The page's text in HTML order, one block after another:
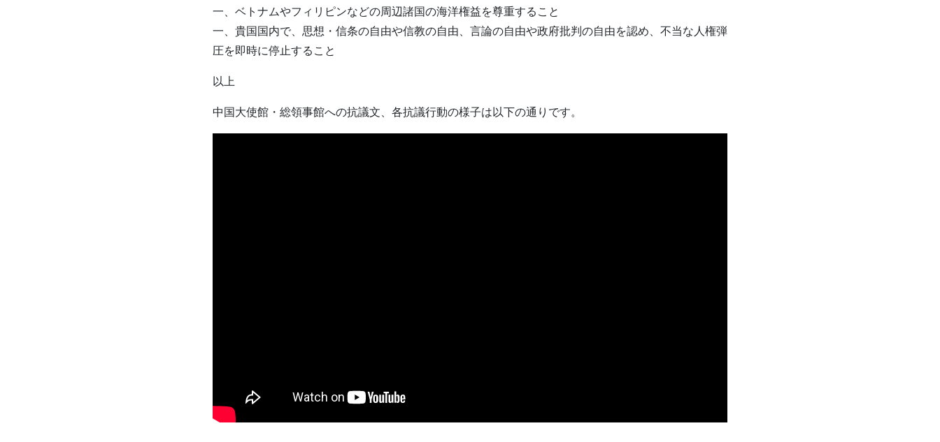
一、ベトナムやフィリピンなどの周辺諸国の海洋権益を尊重すること
一、貴国国内で、思想・信条の自由や信教の自由、言論の自由や政府批判の自由を認め、不当な人権弾
圧を即時に停止すること
以上
中国大使館・総領事館への抗議文、各抗議行動の様子は以下の通りです。